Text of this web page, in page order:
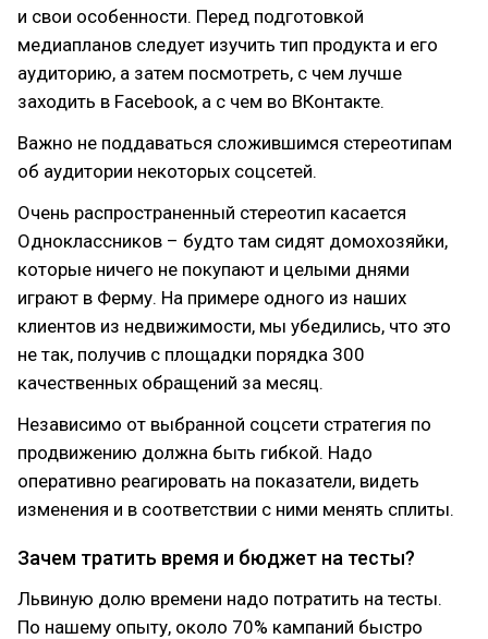
и свои особенности. Перед подготовкой
медиапланов следует изучить тип продукта и его
аудиторию, а затем посмотреть, с чем лучше
заходить в Facebook, а с чем во ВКонтакте.
Важно не поддаваться сложившимся стереотипам
об аудитории некоторых соцсетей.
Очень распространенный стереотип касается
Одноклассников – будто там сидят домохозяйки,
которые ничего не покупают и целыми днями
играют в Ферму. На примере одного из наших
клиентов из недвижимости, мы убедились, что это
не так, получив с площадки порядка 300
качественных обращений за месяц.
Независимо от выбранной соцсети стратегия по
продвижению должна быть гибкой. Надо
оперативно реагировать на показатели, видеть
изменения и в соответствии с ними менять сплиты.
Зачем тратить время и бюджет на тесты?
Львиную долю времени надо потратить на тесты.
По нашему опыту, около 70% кампаний быстро